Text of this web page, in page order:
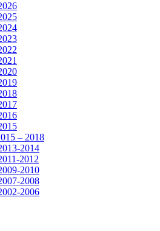
– 2018
2014
2012
2010
2008
2006